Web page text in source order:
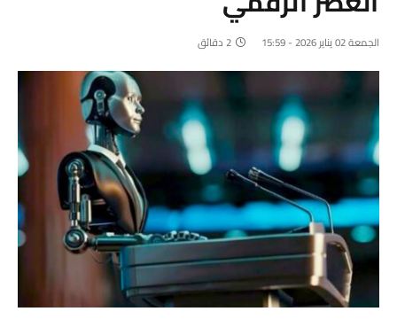
الجمعة 02 يناير 2026 - 15:59 2 دقائق